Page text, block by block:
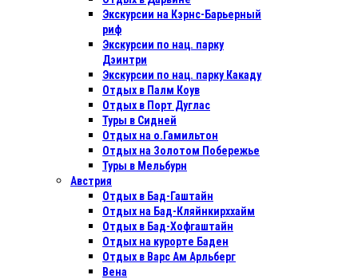
Экскурсии на Кэрнс-Барьерный
риф
Экскурсии по нац. парку
Дэинтри
Экскурсии по нац. парку Какаду
Отдых в Палм Коув
Отдых в Порт Дуглас
Туры в Сидней
Отдых на о.Гамильтон
Отдых на Золотом Побережье
Туры в Мельбурн
Австрия
Отдых в Бад-Гаштайн
Отдых на Бад-Кляйнкирххайм
Отдых в Бад-Хофгаштайн
Отдых на курорте Баден
Отдых в Варс Ам Арльберг
Вена